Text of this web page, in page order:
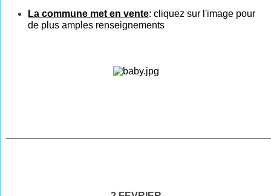
La commune met en vente:cliquezsur l'image pour
de plus amples renseignements